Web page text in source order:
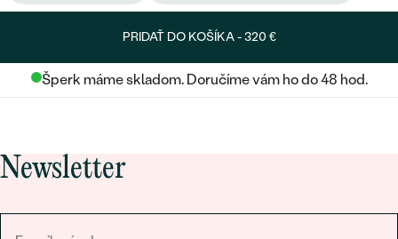
PRIDAŤ DO KOŠÍKA -320 €
Šperk máme skladom. Doručíme vám ho do 48 hod.
Newsletter